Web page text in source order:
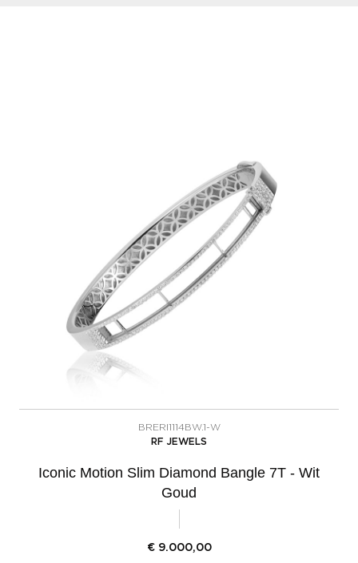
BRERI1114BW.1-W
RF JEWELS
Iconic Motion Slim Diamond Bangle 7T - Wit
Goud
€ 9.000,00